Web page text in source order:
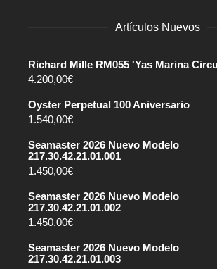
Artículos Nuevos
Richard Mille RM055 'Yas Marina
4.200,00€
Oyster Perpetual 100 Aniversario
1.540,00€
Seamaster 2026 Nuevo Modelo
217.30.42.21.01.001
1.450,00€
Seamaster 2026 Nuevo Modelo
217.30.42.21.01.002
1.450,00€
Seamaster 2026 Nuevo Modelo
217.30.42.21.01.003